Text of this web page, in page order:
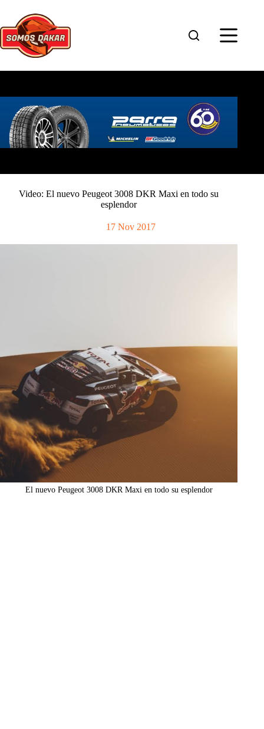
contenido
Video: El nuevo Peugeot 3008 DKR Maxi en todo su
esplendor
17 Nov 2017
El nuevo Peugeot 3008 DKR Maxi en todo su esplendor